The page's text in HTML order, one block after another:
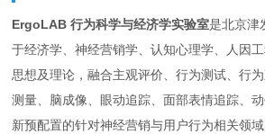
ErgoLAB 行为科学与经济学实验室是北京津
于经济学、神经营销学、认知心理学、人因
思想及理论，融合主观评价、行为测试、行
测量、脑成像、眼动追踪、面部表情追踪、
新预配置的针对神经营销与用户行为相关领